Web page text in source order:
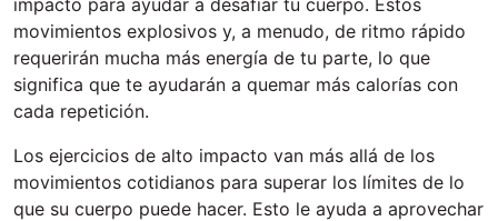
movimientos explosivos y, a menudo, de ritmo rápido
requerirán mucha más energía de tu parte, lo que
significa que te ayudarán a quemar más calorías con
cada repetición.
Los ejercicios de alto impacto van más allá de los
movimientos cotidianos para superar los límites de lo
que su cuerpo puede hacer. Esto le ayuda a aprovechar